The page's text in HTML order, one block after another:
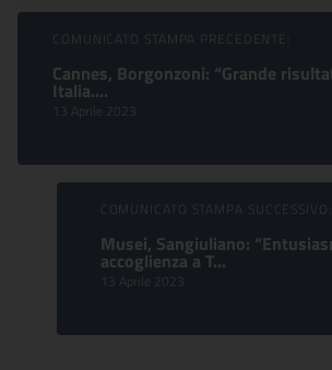
Sfoglia comunicati
COMUNICATO STAMPA PRECEDENTE:
Cannes, Borgonzoni: “Grande
Italia....
13 Aprile 2023
COMUNICATO STAMPA SUCCESSIVO:
Musei, Sangiuliano:
accoglienza a T...
13 Aprile 2023